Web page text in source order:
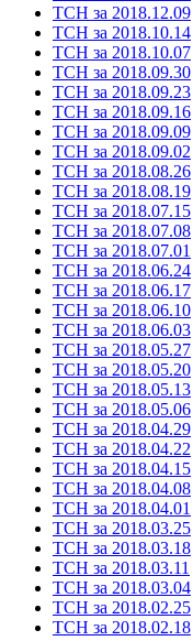
ТСН за 2018.12.09
ТСН за 2018.10.14
ТСН за 2018.10.07
ТСН за 2018.09.30
ТСН за 2018.09.23
ТСН за 2018.09.16
ТСН за 2018.09.09
ТСН за 2018.09.02
ТСН за 2018.08.26
ТСН за 2018.08.19
ТСН за 2018.07.15
ТСН за 2018.07.08
ТСН за 2018.07.01
ТСН за 2018.06.24
ТСН за 2018.06.17
ТСН за 2018.06.10
ТСН за 2018.06.03
ТСН за 2018.05.27
ТСН за 2018.05.20
ТСН за 2018.05.13
ТСН за 2018.05.06
ТСН за 2018.04.29
ТСН за 2018.04.22
ТСН за 2018.04.15
ТСН за 2018.04.08
ТСН за 2018.04.01
ТСН за 2018.03.25
ТСН за 2018.03.18
ТСН за 2018.03.11
ТСН за 2018.03.04
ТСН за 2018.02.25
ТСН за 2018.02.18